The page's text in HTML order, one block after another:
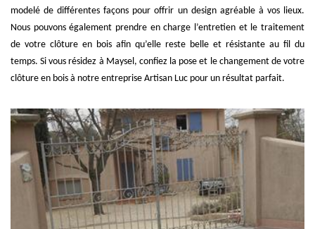
modelé de différentes façons pour offrir un design agréable à vos lieux.
Nous pouvons également prendre en charge l’entretien et le traitement
de votre clôture en bois afin qu’elle reste belle et résistante au fil du
temps. Si vous résidez à Maysel, confiez la pose et le changement de votre
clôture en bois à notre entreprise Artisan Luc pour un résultat parfait.